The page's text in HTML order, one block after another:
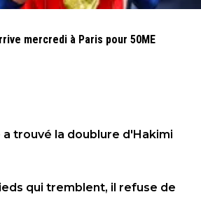
mercredi à Paris pour 50ME
a trouvé la doublure d'Hakimi
qui tremblent, il refuse de